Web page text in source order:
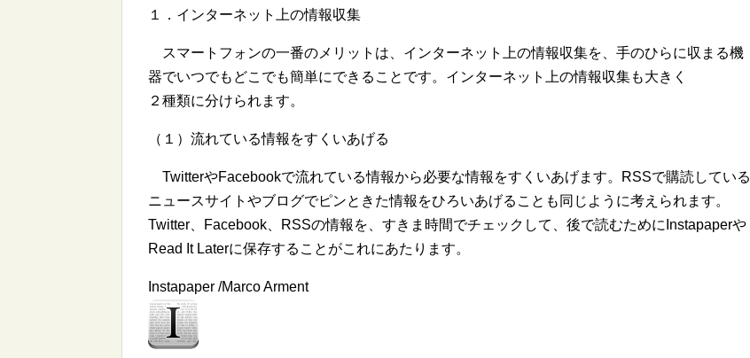
１．インターネット上の情報収集
スマートフォンの一番のメリットは、インターネット上の情報収集を、手のひらに収まる機
器でいつでもどこでも簡単にできることです。インターネット上の情報収集も大きく
２種類に分けられます。
（１）流れている情報をすくいあげる
TwitterやFacebookで流れている情報から必要な情報をすくいあげます。RSSで購読している
ニュースサイトやブログでピンときた情報をひろいあげることも同じように考えられます。
Twitter、Facebook、RSSの情報を、すきま時間でチェックして、後で読むためにInstapaperや
Read It Laterに保存することがこれにあたります。
Instapaper /Marco Arment